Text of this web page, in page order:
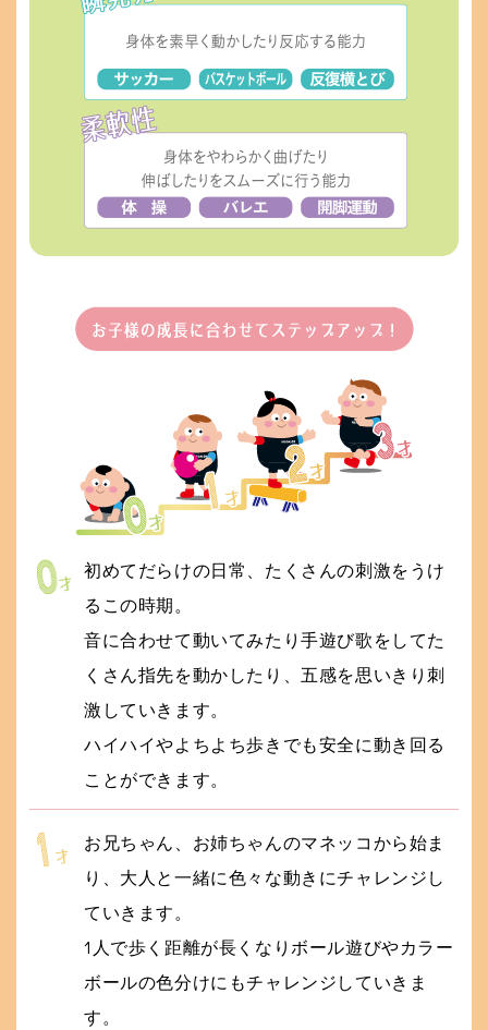
初めてだらけの日常、たくさんの刺激をうけ
るこの時期。
音に合わせて動いてみたり手遊び歌をしてた
くさん指先を動かしたり、五感を思いきり刺
激していきます。
ハイハイやよちよち歩きでも安全に動き回る
ことができます。
お兄ちゃん、お姉ちゃんのマネッコから始ま
り、大人と一緒に色々な動きにチャレンジし
ていきます。
1人で歩く距離が長くなりボール遊びやカラー
ボールの色分けにもチャレンジしていきま
す。